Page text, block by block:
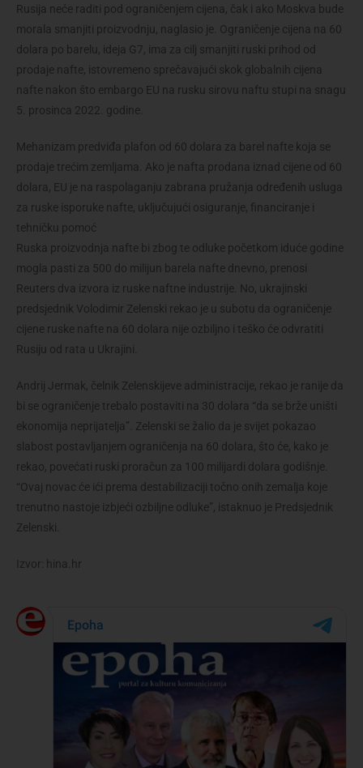
Rusija neće raditi pod ograničenjem cijena, čak i ako Moskva bude
morala smanjiti proizvodnju, naglasio je. Ograničenje cijena na 60
dolara po barelu, ideja G7, ima za cilj smanjiti ruski prihod od
prodaje nafte, istovremeno sprečavajući skok globalnih cijena
nafte nakon što embargo EU na rusku sirovu naftu stupi na snagu
5. prosinca 2022. godine.
Mehanizam predviđa plafon od 60 dolara za barel nafte koja se
prodaje trećim zemljama. Ako je nafta prodana iznad cijene od 60
dolara, EU je na raspolaganju zabrana pružanja određenih usluga
za ruske isporuke nafte, uključujući osiguranje, financiranje i
tehničku pomoć
Ruska proizvodnja nafte bi zbog te odluke početkom iduće godine
mogla pasti za 500 do milijun barela nafte dnevno, prenosi
Reuters dva izvora iz ruske naftne industrije. No, ukrajinski
predsjednik Volodimir Zelenski rekao je u subotu da ograničenje
cijene ruske nafte na 60 dolara nije ozbiljno i teško će odvratiti
Rusiju od rata u Ukrajini.
Andrij Jermak, čelnik Zelenskijeve administracije, rekao je ranije da
bi se ograničenje trebalo postaviti na 30 dolara “da se brže uništi
ekonomija neprijatelja”. Zelenski se žalio da je svijet pokazao
slabost postavljanjem ograničenja na 60 dolara, što će, kako je
rekao, povećati ruski proračun za 100 milijardi dolara godišnje.
“Ovaj novac će ići prema destabilizaciji točno onih zemalja koje
trenutno nastoje izbjeći ozbiljne odluke”, istaknuo je Predsjednik
Zelenski.
Izvor: hina.hr